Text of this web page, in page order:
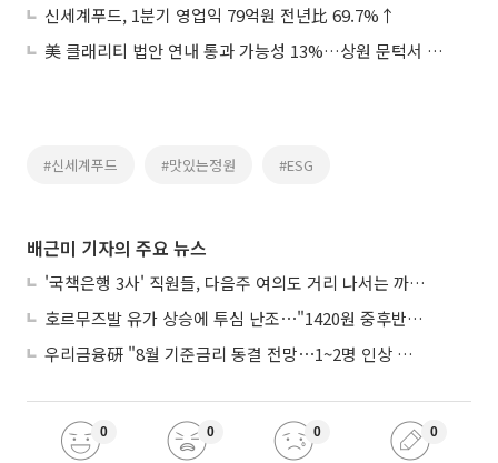
신세계푸드, 1분기 영업익 79억원 전년比 69.7%↑
美 클래리티 법안 연내 통과 가능성 13%…상원 문턱서 제동
#신세계푸드 #맛있는정원 #ESG
배근미 기자의 주요 뉴스
'국책은행 3사' 직원들, 다음주 여의도 거리 나서는 까닭은
호르무즈발 유가 상승에 투심 난조⋯"1420원 중후반 등락"
우리금융硏 "8월 기준금리 동결 전망⋯1~2명 인상 소수의견 낼 것"
0 0 0 0